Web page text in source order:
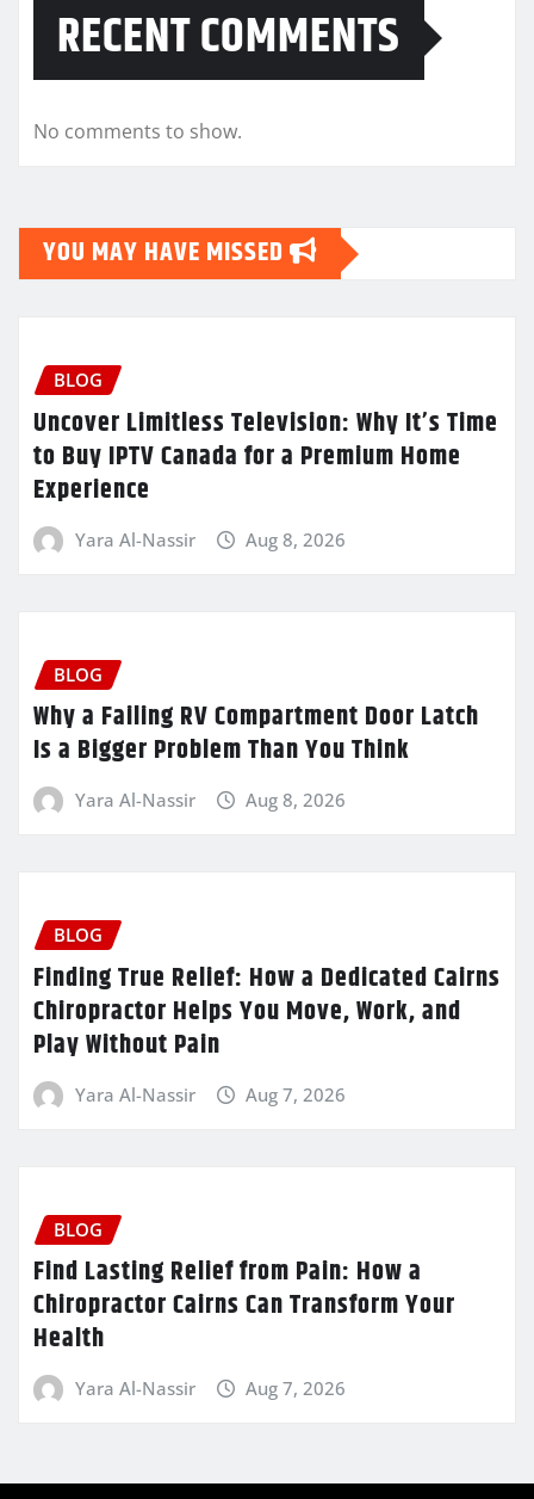
RECENT COMMENTS
No comments to show.
YOU MAY HAVE MISSED
BLOG
Uncover Limitless Television: Why It’s Time
to Buy IPTV Canada for a Premium Home
Experience
Yara Al-Nassir Aug 8, 2026
BLOG
Why a Failing RV Compartment Door Latch
Is a Bigger Problem Than You Think
Yara Al-Nassir Aug 8, 2026
BLOG
Finding True Relief: How a Dedicated Cairns
Chiropractor Helps You Move, Work, and
Play Without Pain
Yara Al-Nassir Aug 7, 2026
BLOG
Find Lasting Relief from Pain: How a
Chiropractor Cairns Can Transform Your
Health
Yara Al-Nassir Aug 7, 2026